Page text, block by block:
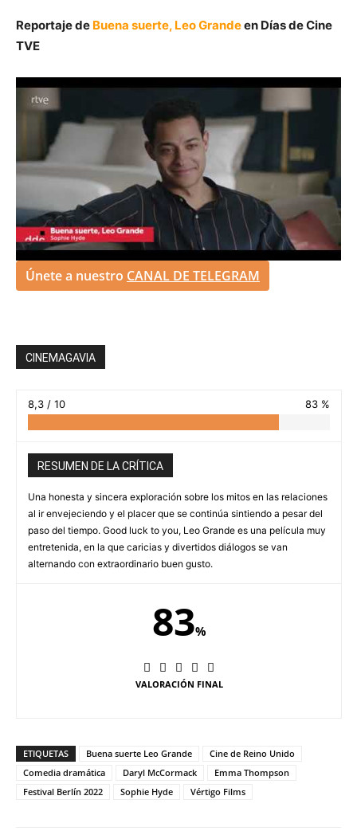
Reportaje de Buena suerte, Leo Grandeen Días de Cine
TVE
Únete a nuestro CANAL DE TELEGRAM
CINEMAGAVIA
8,3 / 10 83 %
RESUMEN DE LA CRÍTICA
Una honesta y sincera exploración sobre los mitos en las relaciones
al ir envejeciendo y el placer que se continúa sintiendo a pesar del
paso del tiempo. Good luck to you, Leo Grande es una película muy
entretenida, en la que caricias y divertidos diálogos se van
alternando con extraordinario buen gusto.
83%
VALORACIÓN FINAL
ETIQUETAS Buena suerte Leo Grande
Cine de Reino Unido
Comedia dramática
Daryl McCormack
Emma Thompson
Festival Berlín 2022
Sophie Hyde Vértigo Films